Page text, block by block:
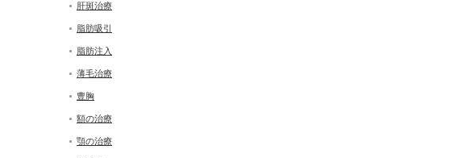
肝斑治療
脂肪吸引
脂肪注入
薄毛治療
豊胸
額の治療
顎の治療